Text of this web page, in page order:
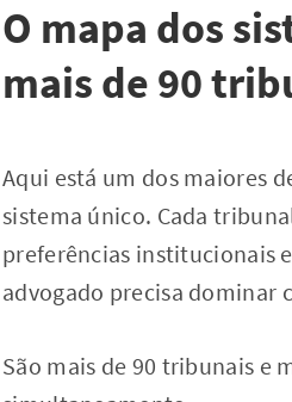
O mapa dos
mais de 90
Aqui está um dos maiores
sistema único. Cada
preferências institucionais
advogado precisa dominar
São mais de 90 tribunais e